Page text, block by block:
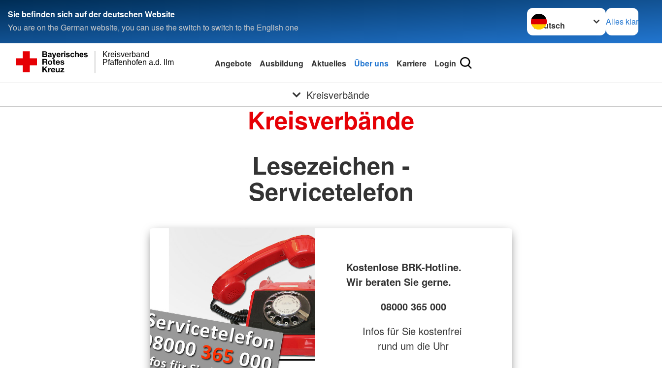
Sie befinden sich auf der deutschen Website
You are on the German website, you can use the switch to switch to the English one
Sprache wechseln zu
Alles klar
Pfaffenhofen a.d. Ilm
Kreisverband
Angebote Ausbildung Aktuelles Über uns Karriere Login
Kreisverbände
Kreisverbände
Lesezeichen -
Servicetelefon
Kostenlose BRK-Hotline.
Wir beraten Sie gerne.
08000 365 000
Infos für Sie kostenfrei
rund um die Uhr